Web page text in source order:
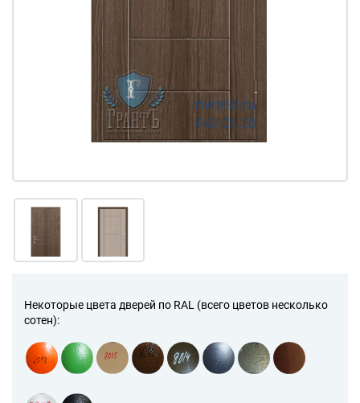
Некоторые цвета дверей по RAL (всего цветов несколько
сотен):